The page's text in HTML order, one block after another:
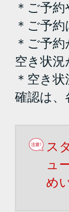
＊ご予
＊ご予
＊ご予
空き状
＊空き
確認は
ス
ュ
め